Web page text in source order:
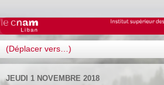
JEUDI 1 NOVEMBRE 2018